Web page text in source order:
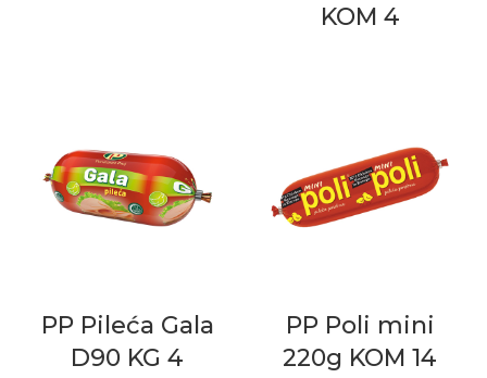
KOM 4
PP Pileća Gala
D90 KG 4
PP Poli mini
220g KOM 14